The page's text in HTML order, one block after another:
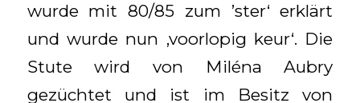
wurde mit 80/85 zum ’ster‘ erklärt
und wurde nun ‚voorlopig keur‘. Die
Stute wird von Miléna Aubry
gezüchtet und ist im Besitz von